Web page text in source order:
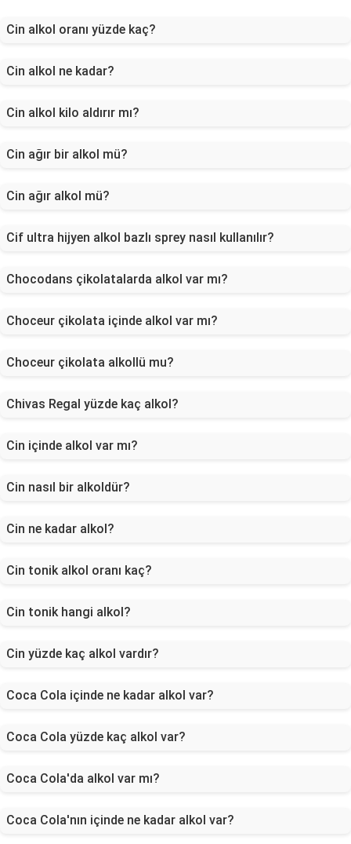
Cin alkol oranı yüzde kaç?
Cin alkol ne kadar?
Cin alkol kilo aldırır mı?
Cin ağır bir alkol mü?
Cin ağır alkol mü?
Cif ultra hijyen alkol bazlı sprey nasıl kullanılır?
Chocodans çikolatalarda alkol var mı?
Choceur çikolata içinde alkol var mı?
Choceur çikolata alkollü mu?
Chivas Regal yüzde kaç alkol?
Cin içinde alkol var mı?
Cin nasıl bir alkoldür?
Cin ne kadar alkol?
Cin tonik alkol oranı kaç?
Cin tonik hangi alkol?
Cin yüzde kaç alkol vardır?
Coca Cola içinde ne kadar alkol var?
Coca Cola yüzde kaç alkol var?
Coca Cola'da alkol var mı?
Coca Cola'nın içinde ne kadar alkol var?